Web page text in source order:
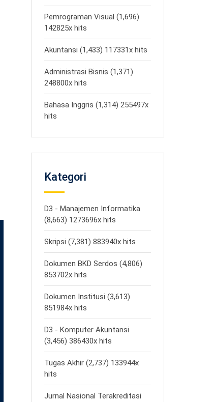
Pemrograman Visual (1,696)
142825x hits
Akuntansi (1,433) 117331x hits
Administrasi Bisnis (1,371)
248800x hits
Bahasa Inggris (1,314) 255497x
hits
Kategori
D3 - Manajemen Informatika
(8,663) 1273696x hits
Skripsi (7,381) 883940x hits
Dokumen BKD Serdos (4,806)
853702x hits
Dokumen Institusi (3,613)
851984x hits
D3 - Komputer Akuntansi
(3,456) 386430x hits
Tugas Akhir (2,737) 133944x
hits
Jurnal Nasional Terakreditasi